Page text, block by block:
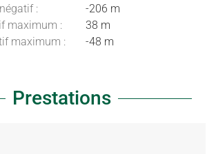
:
-206 m
maximum :
38 m
maximum :
-48 m
Prestations